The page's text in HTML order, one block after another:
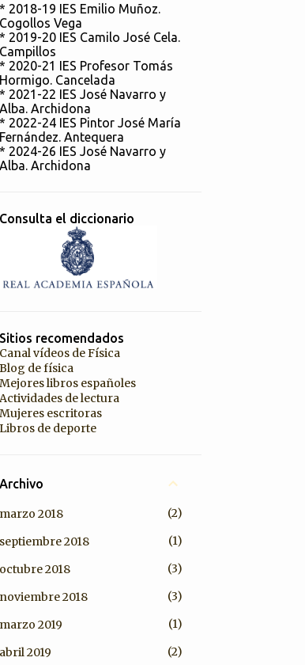
* 2018-19 IES Emilio Muñoz.
Cogollos Vega
* 2019-20 IES Camilo José Cela.
Campillos
* 2020-21 IES Profesor Tomás
Hormigo. Cancelada
* 2021-22 IES José Navarro y
Alba. Archidona
* 2022-24 IES Pintor José María
Fernández. Antequera
* 2024-26 IES José Navarro y
Alba. Archidona
Consulta el diccionario
Sitios recomendados
Canal vídeos de Física
Blog de física
Mejores libros españoles
Actividades de lectura
Mujeres escritoras
Libros de deporte
Archivo
marzo 2018
2
septiembre 2018
1
octubre 2018
3
noviembre 2018
3
marzo 2019
1
abril 2019
2